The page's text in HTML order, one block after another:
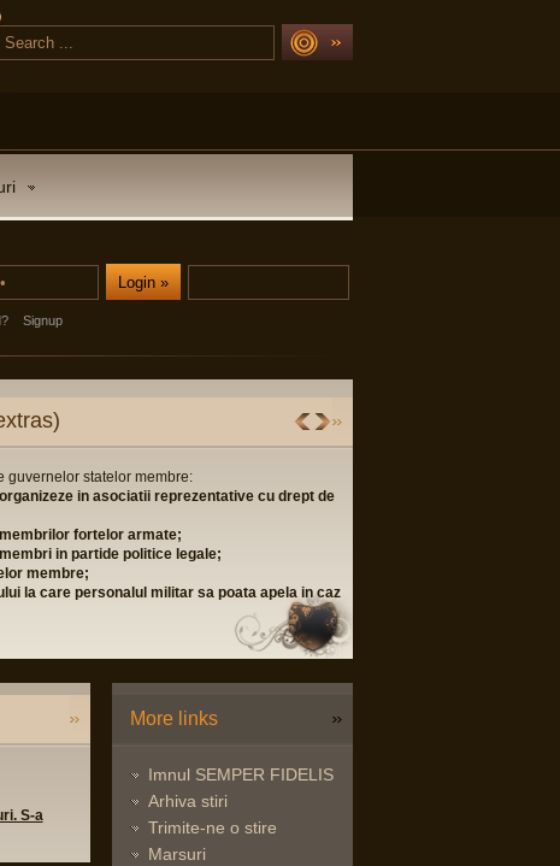
Signup
guvernelor statelor membre:
in asociatii reprezentative cu drept de
fortelor armate;
in partide politice legale;
membre;
la care personalul militar sa poata apela in caz
S-a
More links
Imnul SEMPER FIDELIS
Arhiva stiri
Trimite-ne o stire
Marsuri